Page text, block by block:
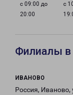
с 09:00 до
20:00
с
Филиалы
ИВАНОВО
Россия,